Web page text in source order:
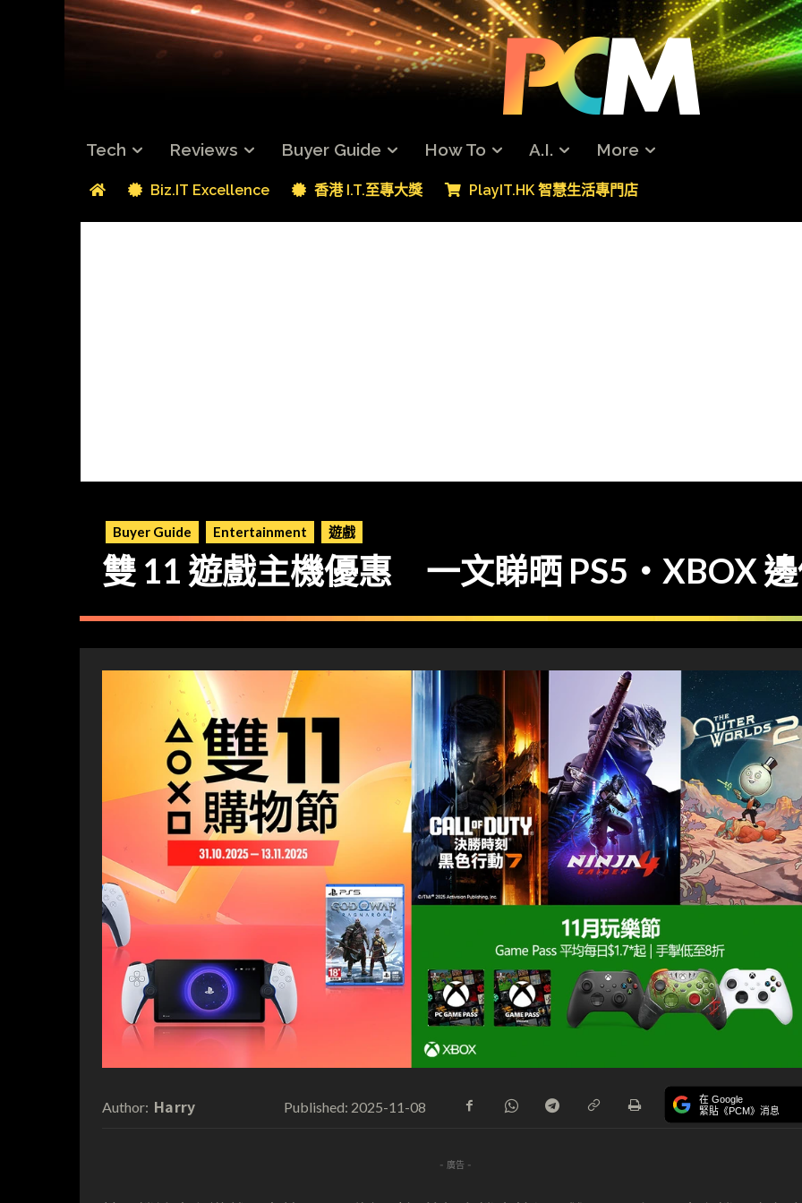
Tech Reviews Buyer Guide How To A.I. More
Biz.IT Excellence 香港 I.T.至專大獎 PlayIT.HK 智慧生活專門店
Buyer Guide Entertainment 遊戲
雙 11 遊戲主機優惠 一文睇晒 PS5‧XBOX
Author: Harry Published: 2025-11-08 在 Google
緊貼《PCM》消息
- 廣告 -